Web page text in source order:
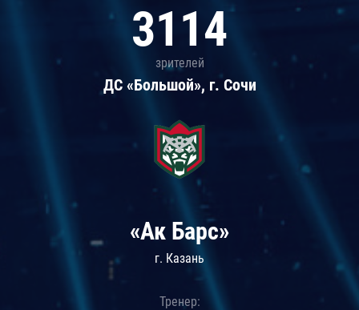
3114
зрителей
ДС «Большой», г. Сочи
«Ак Барс»
г. Казань
Тренер: